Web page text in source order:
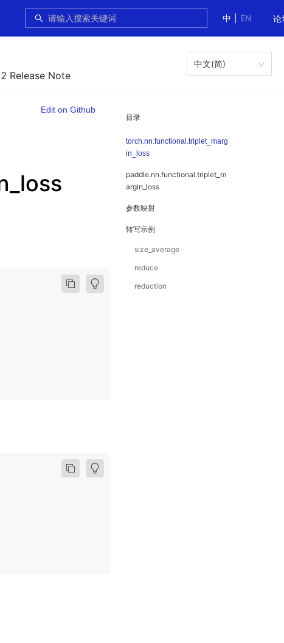
中
EN 论
Release Note
中文(简)
目录
torch.nn.functional.triplet_marg
in_loss
paddle.nn.functional.triplet_m
argin_loss
参数映射
转写示例
size_average
reduce
reduction
Edit on Github